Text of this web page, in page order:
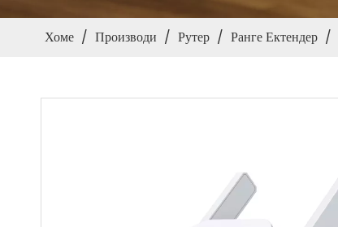
Хоме / Производи / Рутер / Ранге Ектендер /